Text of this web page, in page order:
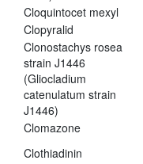
Cloquintocet mexyl
Clopyralid
Clonostachys rosea
strain J1446
(Gliocladium
catenulatum strain
J1446)
Clomazone
Clothiadinin